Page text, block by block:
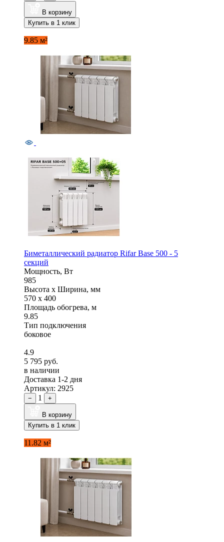
В корзину
Купить в 1 клик
9.85 м²
Биметаллический радиатор Rifar Base 500 - 5
секций
Мощность, Вт
985
Высота x Ширина, мм
570 x 400
Площадь обогрева, м
9.85
Тип подключения
боковое
4.9
5 795 руб.
в наличии
Доставка 1-2 дня
Артикул: 2925
− 1 +
В корзину
Купить в 1 клик
11.82 м²